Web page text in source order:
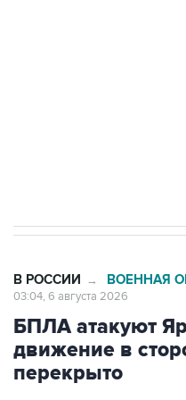
В РОССИИ → ВОЕННАЯ
03:04, 6 августа 2026
БПЛА атакуют
движение в
перекрыто